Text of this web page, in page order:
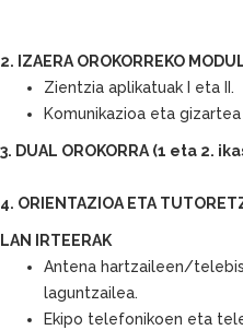
2. IZAERA OROKORREKO
Zientzia aplikatuak I eta II.
Komunikazioa eta gizartea
3. DUAL OROKORRA (1 eta 2.
4. ORIENTAZIOA ETA
LAN IRTEERAK
Antena hartzaileen/
laguntzailea.
Ekipo telefonikoen eta